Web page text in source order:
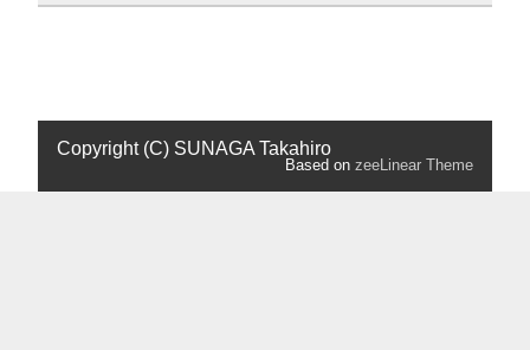
Copyright (C) SUNAGA Takahiro
Based on zeeLinear Theme